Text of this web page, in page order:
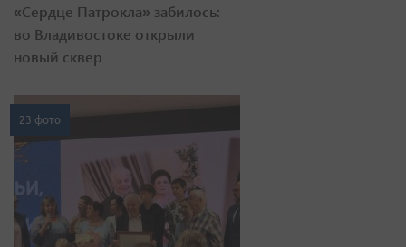
«Сердце Патрокла» забилось:
во Владивостоке открыли
новый сквер
23 фото